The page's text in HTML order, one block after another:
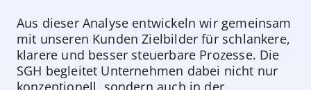
Aus dieser Analyse entwickeln wir gemeinsam
mit unseren Kunden Zielbilder für schlankere,
klarere und besser steuerbare Prozesse. Die
SGH begleitet Unternehmen dabei nicht nur
konzeptionell, sondern auch in der